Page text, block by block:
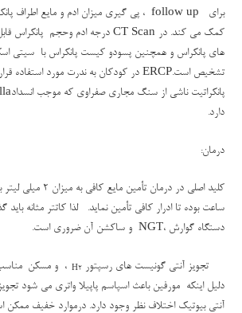
برای follow up ، پی گیری میزان ادم و مایع اطراف
کمک می کند. در CT Scan درجه ادم وحجم پانکراس
های پانکراس و همچنین پسودو کیست پانکراس با سیتی
تشخیص است.ERCP در کودکان به ندرت مورد استفاده
پانکراتیت ناشی از سنگ مجاری صفراوی که موجب انسداد
دارد.
درمان:
کلید اصلی در درمان
ساعت بوده تا ادرار کافی تأمین نماید. لذا کاتتر مثانه
دستگاه گوارش ، NGT و ساکشن آن ضروری است.
تجویز آنتی گونیست های رسپتورH2 ، و مسکن
دلیل اینکه مورفین باعث اسپاسم پاپیلا واتری می شود
آنتی بیوتیک اختلاف نظر وجود دارد. درموارد خفیف ممکن